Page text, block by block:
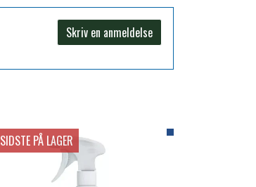
Skriv en anmeldelse
SIDSTE PÅ LAGER